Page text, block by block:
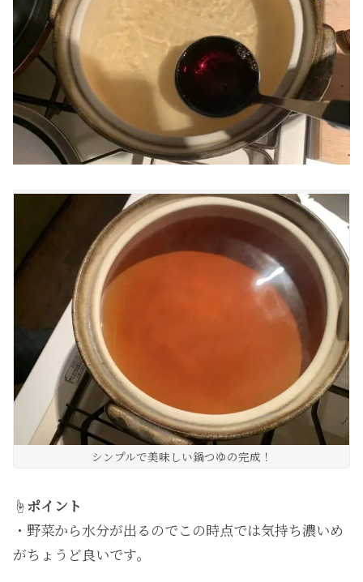
シンプルで美味しい鍋つゆの完成！
☝️ ポイント
・野菜から水分が出るのでこの時点では気持ち濃いめ
がちょうど良いです。